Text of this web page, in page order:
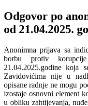
Odgovor po
od 21.04.2025.
Anonimna prijava sa
borbu protiv
21.04.2025.godine koja
Zavidovićima nije u
opisane radnje ne mogu
izostaje osnovni element
u obliku zahtijevanja,